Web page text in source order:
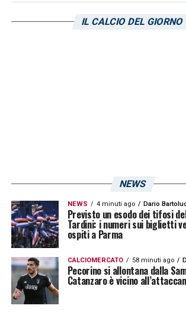
IL CALCIO DEL GIORNO
NEWS
NEWS 4 minuti ago Dario
Previsto un esodo dei tifosi
Tardini: i numeri sui biglietti
ospiti a Parma
CALCIOMERCATO 58 minuti ago
Pecorino si allontana dalla
Catanzaro è vicino